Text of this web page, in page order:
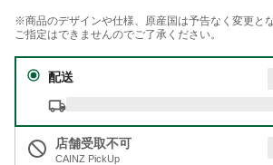
※商品のデザインや仕様、原産国は予告なく変更と
ご指定はできませんのでご了承ください。
配送
店舗受取不可
CAINZ PickUp